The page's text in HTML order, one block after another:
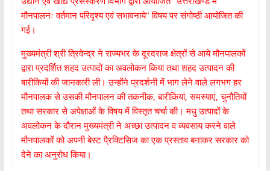
मौनपालनः वर्तमान परिदृश्य एवं सभावनाये’’ विषय पर संगोष्ठी आयोजित की
गई।
मुख्यमंत्री श्री त्रिवेन्द्र ने राज्यभर के दूरदराज क्षेत्रों से आये मौनपालकों
द्वारा प्रदर्शित शहद उत्पादों का अवलोकन किया तथा शहद उत्पादन की
बारीकियों की जानकारी ली। उन्होंने प्रदर्शनी में भाग लेने वाले लगभग हर
मौनपालक से उसकी मौनपालन की तकनीक, बारीकियां, समस्याएं, चुनौतियों
तथा सरकार से अपेक्षाओं के विषय में विस्तृत चर्चा की। मधु उत्पादों के
अवलोकन के दौरान मुख्यमंत्री ने अच्छा उत्पादन व व्यवसाय करने वाले
मौनपालकों को अपनी बेस्ट पै्रक्टिसिज का एक प्रस्ताव बनाकर सरकार को
देने का अनुरोध किया।